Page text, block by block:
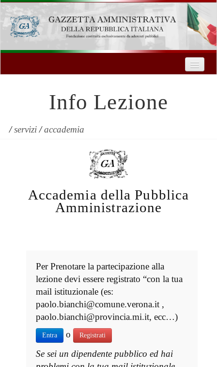
Formazione
Innovazione Tecnologica
Servizi
Contatti
| Entra
Info Lezione
/servizi/accademia
Accademia della Pubblica
Amministrazione
Per Prenotare la partecipazione alla
lezione devi essere registrato “con la tua
mail istituzionale (es:
paolo.bianchi@comune.verona.it ,
paolo.bianchi@provincia.mi.it, ecc…)
Entra o Registrati
Se sei un dipendente pubblico ed hai